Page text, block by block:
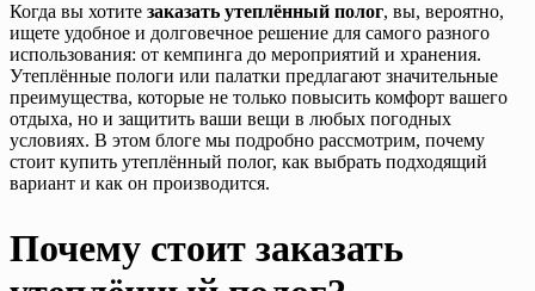
Когда вы хотите заказать утеплённый полог, вы, вероятно,
ищете удобное и долговечное решение для самого разного
использования: от кемпинга до мероприятий и хранения.
Утеплённые пологи или палатки предлагают значительные
преимущества, которые не только повысить комфорт вашего
отдыха, но и защитить ваши вещи в любых погодных
условиях. В этом блоге мы подробно рассмотрим, почему
стоит купить утеплённый полог, как выбрать подходящий
вариант и как он производится.
Почему стоит заказать